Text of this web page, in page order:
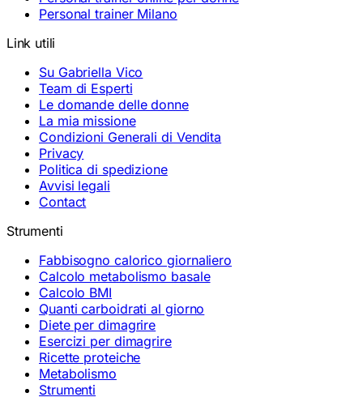
Personal trainer Milano
Link utili
Su Gabriella Vico
Team di Esperti
Le domande delle donne
La mia missione
Condizioni Generali di Vendita
Privacy
Politica di spedizione
Avvisi legali
Contact
Strumenti
Fabbisogno calorico giornaliero
Calcolo metabolismo basale
Calcolo BMI
Quanti carboidrati al giorno
Diete per dimagrire
Esercizi per dimagrire
Ricette proteiche
Metabolismo
Strumenti